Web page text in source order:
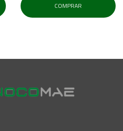
COMPRAR